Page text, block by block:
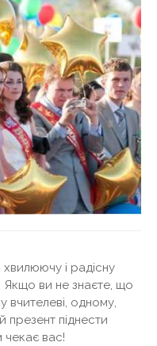
і радісну
Якщо ви не знаєте, що
одному,
презент піднести
чекає вас!